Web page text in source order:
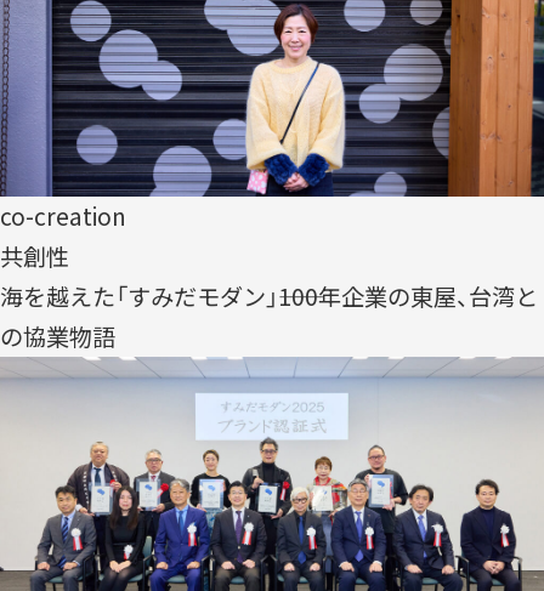
co-creation
共創性
海を越えた「すみだモダン」――100年企業の東屋、台湾と
の協業物語